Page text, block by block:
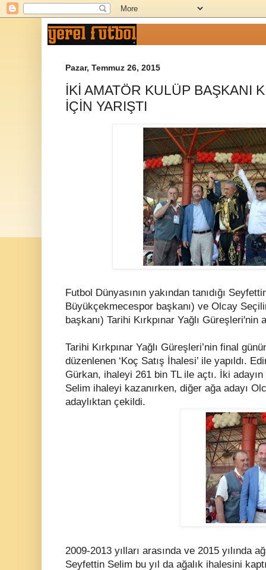
Pazar, Temmuz 26, 2015
İKİ AMATÖR KULÜP BAŞKANI
İÇİN YARIŞTI
Futbol Dünyasının yakından tanıdığı
Büyükçekmecespor başkanı) ve Olcay
başkanı) Tarihi Kırkpınar Yağlı Güreşleri'nin
Tarihi Kırkpınar Yağlı Güreşleri’nin final
düzenlenen ‘Koç Satış İhalesi’ ile yapıldı.
Gürkan, ihaleyi 261 bin TL ile açtı. İki adayın
Selim ihaleyi kazanırken, diğer ağa adayı
adaylıktan çekildi.
2009-2013 yılları arasında ve 2015 yılında
Seyfettin Selim bu yıl da ağalık ihalesini